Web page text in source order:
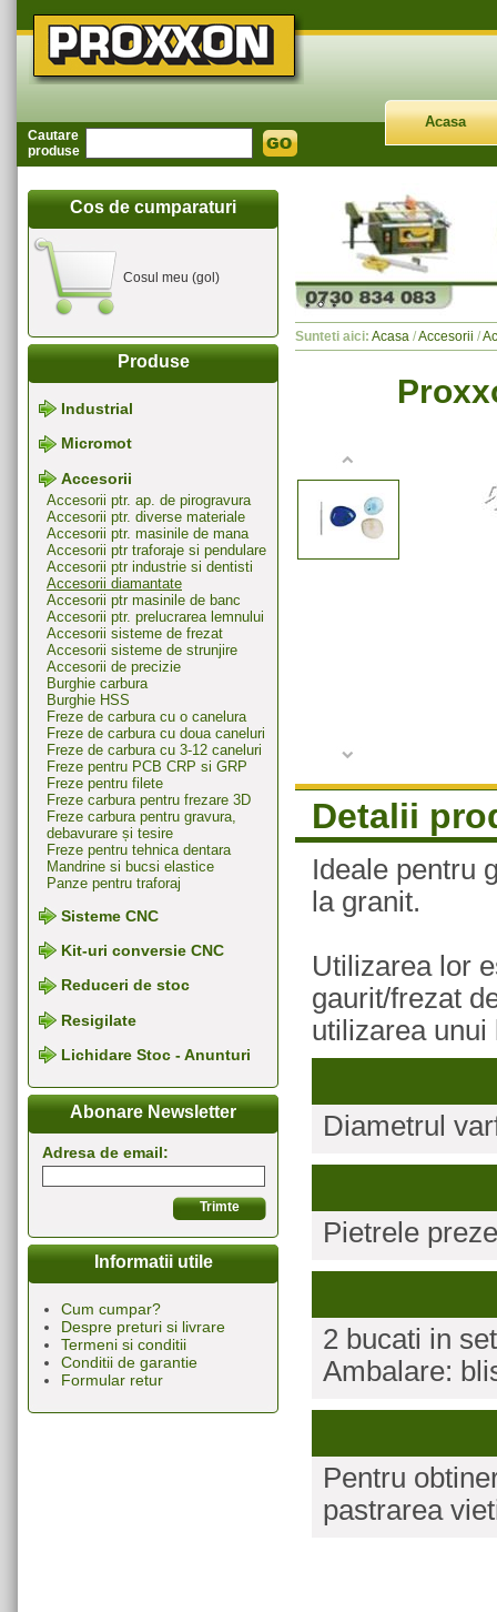
Cautare
produse
Acasa
Cos de cumparaturi
Cosul meu (gol)
Produse
Industrial
Micromot
Accesorii
Accesorii ptr. ap. de pirogravura
Accesorii ptr. diverse materiale
Accesorii ptr. masinile de mana
Accesorii ptr traforaje si pendulare
Accesorii ptr industrie si dentisti
Accesorii diamantate
Accesorii ptr masinile de banc
Accesorii ptr. prelucrarea lemnului
Accesorii sisteme de frezat
Accesorii sisteme de strunjire
Accesorii de precizie
Burghie carbura
Burghie HSS
Freze de carbura cu o canelura
Freze de carbura cu doua caneluri
Freze de carbura cu 3-12 caneluri
Freze pentru PCB CRP si GRP
Freze pentru filete
Freze carbura pentru frezare 3D
Freze carbura pentru gravura,
debavurare și tesire
Freze pentru tehnica dentara
Mandrine si bucsi elastice
Panze pentru traforaj
Sisteme CNC
Kit-uri conversie CNC
Reduceri de stoc
Resigilate
Lichidare Stoc - Anunturi
Abonare Newsletter
Adresa de email:
Informatii utile
Cum cumpar?
Despre preturi si livrare
Termeni si conditii
Conditii de garantie
Formular retur
Sunteti aici: Acasa /Accesorii /
Detalii
Ideale pentru
la granit.
Utilizarea lor
gaurit/frezat
utilizarea
Diametrul
Pietrele
2 bucati in
Ambalare:
Pentru
pastrarea